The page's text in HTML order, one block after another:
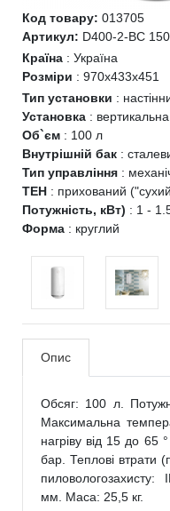
Код товару: 013705
Артикул: D400-2-BC
Країна : Україна
Розміри : 970х433х451
Тип установки :
Установка : вертикальна
Об`єм : 100 л
Внутрішній бак :
Тип управління :
ТЕН : прихований
Потужність, кВт) : 1 -
Форма : круглий
Опис
Обсяг: 100 л.
Максимальна
нагріву від 15 до 65
бар. Теплові втрати
мм. Маса: 25,5 кг.